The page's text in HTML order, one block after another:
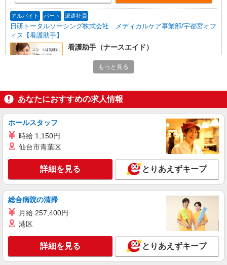
アルバイト パート 派遣社員
日研トータルソーシング株式会社 メディカルケア事業部/宇都宮オフ
ィス【看護助手】
看護助手（ナースエイド）
時給1,180円 ★週払いOK（規定あり） ※給与
幅は経験・能力による
駅
キープ 詳細を見る
派遣社員
株式会社kotrio /●SI-H-2093695
善は急げ≫≫≫履歴書不要＆面接なし！駅チカ
病院で看護助手急募
時給1600円〜2250円 ＜日払い有/週払い有/交
通費全支給(ガソリン代含む)＞
詳細を見る
株式会社kotrio /●SI-H-2076343
もっと見る
あなたにおすすめの求人情報
ホールスタッフ
時給 1,150円
仙台市青葉区
詳細を見る とりあえずキープ
総合病院の清掃
月給 257,400円
港区
詳細を見る とりあえずキープ